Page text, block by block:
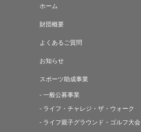
ホーム
財団概要
よくあるご質問
お知らせ
スポーツ助成事業
- 一般公募事業
- ライフ・チャレジ・ザ・ウォーク
- ライフ親子グラウンド・ゴルフ大会